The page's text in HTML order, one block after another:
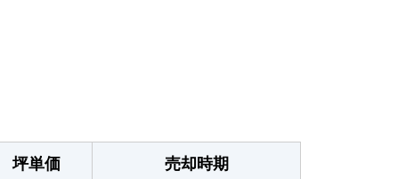
坪単価
売却時期